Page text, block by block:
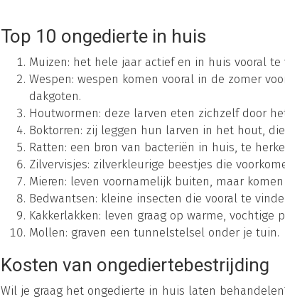
Top 10 ongedierte in huis
Muizen: het hele jaar actief en in huis vooral
Wespen: wespen komen vooral in de zomer
dakgoten.
Houtwormen: deze larven eten zichzelf door
Boktorren: zij leggen hun larven in het hout,
Ratten: een bron van bacteriën in huis, te
Zilvervisjes: zilverkleurige beestjes die
Mieren: leven voornamelijk buiten, maar
Bedwantsen: kleine insecten die vooral te
Kakkerlakken: leven graag op warme, vochtige
Mollen: graven een tunnelstelsel onder je tuin.
Kosten van ongediertebestrijding
Wil je graag het ongedierte in huis laten